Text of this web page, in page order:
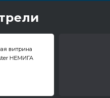
витрина
НЕМИГА